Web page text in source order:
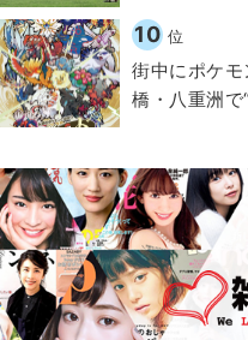
10 位
街中にポケ
橋・八重洲で